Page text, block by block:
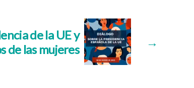
→
de la UE y
de las mujeres